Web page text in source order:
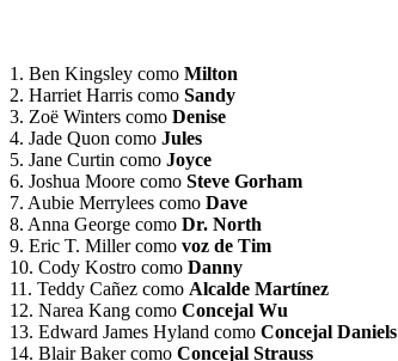
1. Ben Kingsley como Milton
2. Harriet Harris como Sandy
3. Zoë Winters como Denise
4. Jade Quon como Jules
5. Jane Curtin como Joyce
6. Joshua Moore como Steve Gorham
7. Aubie Merrylees como Dave
8. Anna George como Dr. North
9. Eric T. Miller como voz de Tim
10. Cody Kostro como Danny
11. Teddy Cañez como Alcalde Martínez
12. Narea Kang como Concejal Wu
13. Edward James Hyland como Concejal Daniels
14. Blair Baker como Concejal Strauss